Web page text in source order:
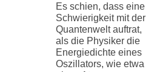
Es schien, dass eine
Schwierigkeit mit der
Quantenwelt auftrat,
als die Physiker die
Energiedichte eines
Oszillators, wie etwa